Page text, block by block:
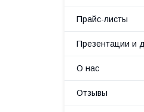
Прайс-листы
Презентации и
О нас
Отзывы